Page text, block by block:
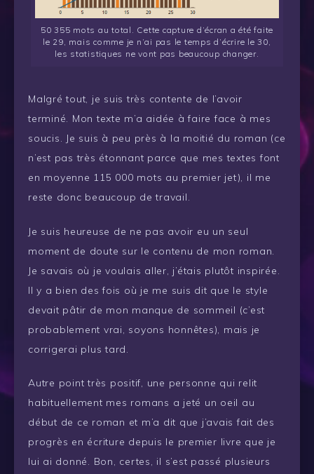
50 355 mots au total. Cette capture d’écran a été faite
le 29, mais comme je n’ai pas le temps d’écrire le 30,
les statistiques ne vont pas beaucoup changer.
Malgré tout, je suis très contente de l’avoir
terminé. Mon texte m’a aidée à faire face à mes
soucis. Je suis à peu près à la moitié du roman (ce
n’est pas très étonnant parce que mes textes font
en moyenne 115 000 mots au premier jet), il me
reste donc beaucoup de travail.
Je suis heureuse de ne pas avoir eu un seul
moment de doute sur le contenu de mon roman.
Je savais où je voulais aller, j’étais plutôt inspirée.
Il y a bien des fois où je me suis dit que le style
devait pâtir de mon manque de sommeil (c’est
probablement vrai, soyons honnêtes), mais je
corrigerai plus tard.
Autre point très positif, une personne qui relit
habituellement mes romans a jeté un oeil au
début de ce roman et m’a dit que j’avais fait des
progrès en écriture depuis le premier livre que je
lui ai donné. Bon, certes, il s’est passé plusieurs